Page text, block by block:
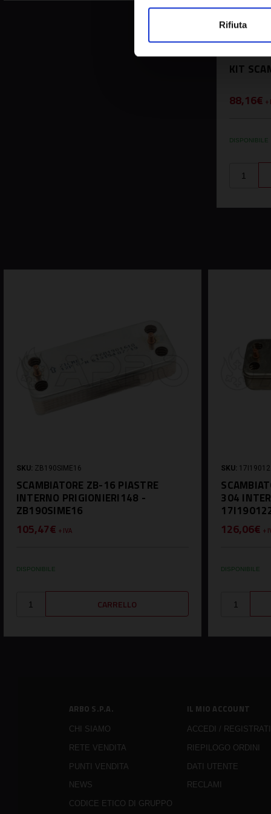
Rifiuta
KIT
88,16€ +
DISPONIBILE
SKU: ZB190SIME16
SCAMBIATORE ZB-16 PIASTRE
INTERNO PRIGIONIERI148 -
ZB190SIME16
105,47€ + IVA
DISPONIBILE
SKU:
304
126,06€+
DISPONIBILE
ARBO S.P.A.
CHI SIAMO
RETE VENDITA
PUNTI VENDITA
NEWS
CODICE ETICO DI GRUPPO
IL MIO ACCOUNT
ACCEDI / REGISTRATI
RIEPILOGO ORDINI
DATI UTENTE
RECLAMI